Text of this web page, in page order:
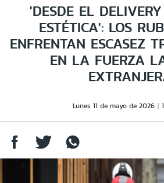
'DESDE EL
ESTÉTICA': LOS
ENFRENTAN ESCASEZ
EN LA FUERZA
Lunes 11 de mayo de 2026